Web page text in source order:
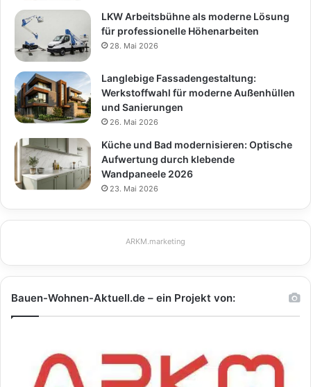
LKW Arbeitsbühne als moderne Lösung
für professionelle Höhenarbeiten
28. Mai 2026
Langlebige Fassadengestaltung:
Werkstoffwahl für moderne Außenhüllen
und Sanierungen
26. Mai 2026
Küche und Bad modernisieren: Optische
Aufwertung durch klebende
Wandpaneele 2026
23. Mai 2026
ARKM.marketing
Bauen-Wohnen-Aktuell.de – ein Projekt von: